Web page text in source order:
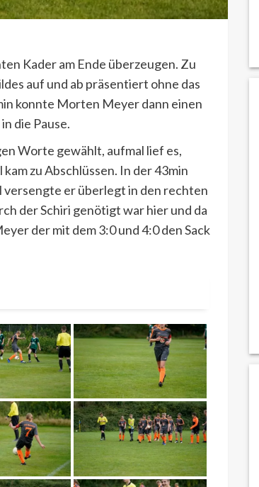
Kader am Ende überzeugen. Zu
auf und ab präsentiert ohne das
konnte Morten Meyer dann einen
die Pause.
Worte gewählt, aufmal lief es,
zu Abschlüssen. In der 43min
versengte er überlegt in den rechten
der Schiri genötigt war hier und da
der mit dem 3:0 und 4:0 den Sack